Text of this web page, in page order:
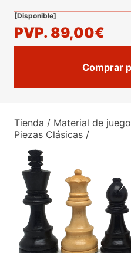
Tienda / Material de juego
Piezas Clásicas /
[Disponible]
PVP. 89,00€